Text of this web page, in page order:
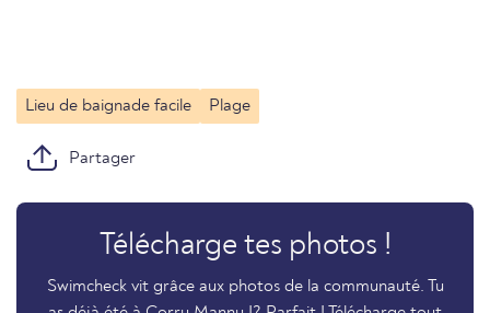
Lieu de baignade facile Plage
Partager
Télécharge tes photos !
Swimcheck vit grâce aux photos de la communauté. Tu